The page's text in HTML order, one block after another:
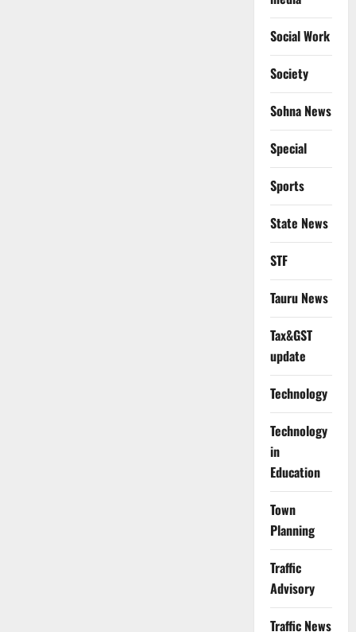
Social Work
Society
Sohna News
Special
Sports
State News
STF
Tauru News
Tax&GST
update
Technology
Technology
in
Education
Town
Planning
Traffic
Advisory
Traffic News